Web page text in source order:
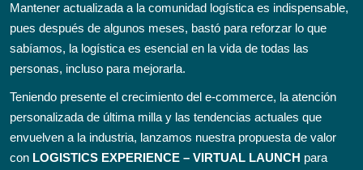
Mantener actualizada a la comunidad logística es indispensable,
pues después de algunos meses, bastó para reforzar lo que
sabíamos, la logística es esencial en la vida de todas las
personas, incluso para mejorarla.
Teniendo presente el crecimiento del e-commerce, la atención
personalizada de última milla y las tendencias actuales que
envuelven a la industria, lanzamos nuestra propuesta de valor
con LOGISTICS EXPERIENCE – VIRTUAL LAUNCH para